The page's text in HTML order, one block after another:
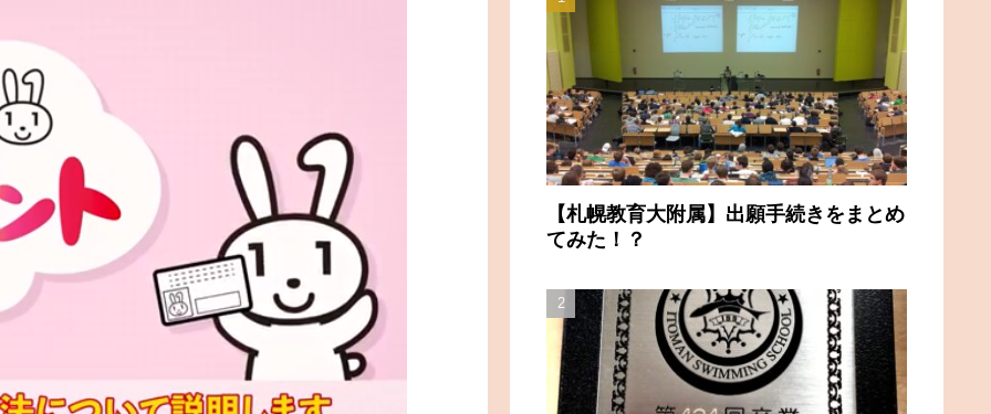
【札幌教育大附属】出願手続きをまとめ
てみた！？